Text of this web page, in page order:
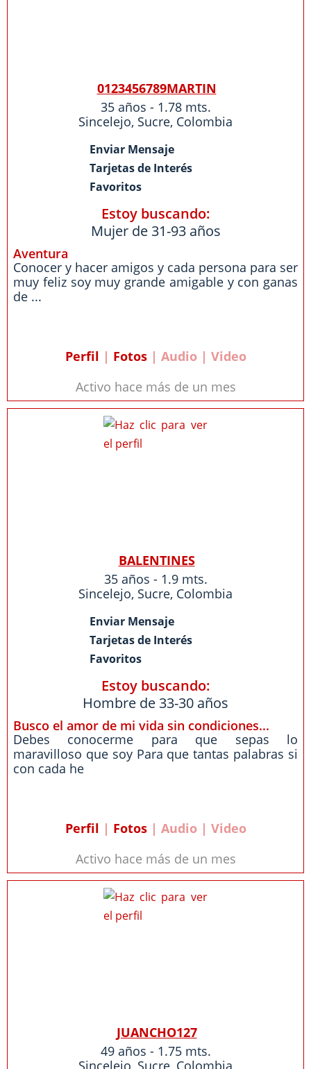
0123456789MARTIN
35 años - 1.78 mts.
Sincelejo, Sucre, Colombia
Enviar Mensaje
Tarjetas de Interés
Favoritos
Estoy buscando:
Mujer de 31-93 años
Aventura
Conocer y hacer amigos y cada persona para ser
muy feliz soy muy grande amigable y con ganas
de ...
Perfil | Fotos| Audio | Video
Activo hace más de un mes
BALENTINES
35 años - 1.9 mts.
Sincelejo, Sucre, Colombia
Enviar Mensaje
Tarjetas de Interés
Favoritos
Estoy buscando:
Hombre de 33-30 años
Busco el amor de mi vida sin condiciones...
Debes conocerme para que sepas lo
maravilloso que soy Para que tantas palabras si
con cada he
Perfil | Fotos| Audio | Video
Activo hace más de un mes
JUANCHO127
49 años - 1.75 mts.
Sincelejo Sucre Colombia